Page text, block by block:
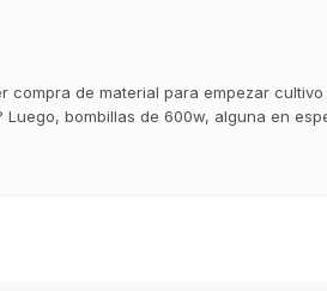
de material para empezar
bombillas de 600w, alguna en